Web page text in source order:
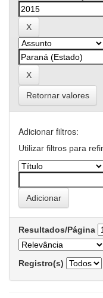
Retornar valores
Adicionar filtros:
Utilizar filtros para
Resultados/Página
Registro(s)